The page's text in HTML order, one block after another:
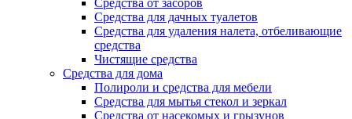
Средства от засоров
Средства для дачных туалетов
Средства для удаления налета, отбеливающие
средства
Чистящие средства
Средства для дома
Полироли и средства для мебели
Средства для мытья стекол и зеркал
Средства от насекомых и грызунов